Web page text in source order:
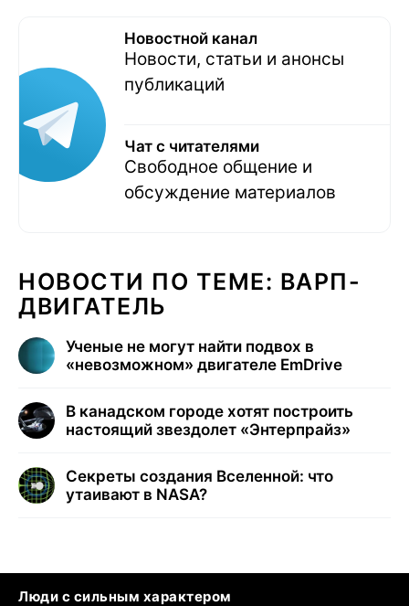
Новостной канал
Новости, статьи и анонсы
публикаций
Чат с читателями
Свободное общение и
обсуждение материалов
НОВОСТИ ПО ТЕМЕ: ВАРП-
ДВИГАТЕЛЬ
Ученые не могут найти подвох в
«невозможном» двигателе EmDrive
В канадском городе хотят построить
настоящий звездолет «Энтерпрайз»
Секреты создания Вселенной: что
утаивают в NASA?
Люди с сильным характером